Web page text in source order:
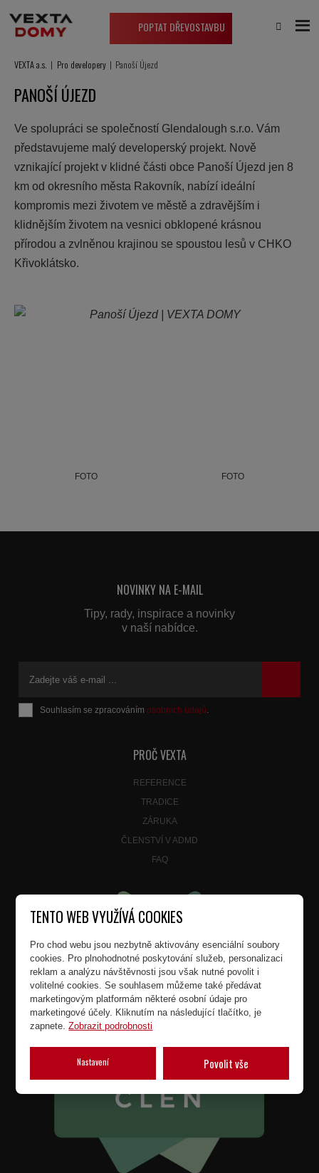
POPTAT DŘEVOSTAVBU
VEXTA a.s. Pro developery Panoší Újezd
PANOŠÍ ÚJEZD
Ve spolupráci se společností Glendalough s.r.o. Vám
představujeme malý developerský projekt. Nově
vznikající projekt v klidné části obce Panoší Újezd jen 8
km od okresního města Rakovník, nabízí ideální
kompromis mezi životem ve městě a zdravějším i
klidnějším životem na vesnici obklopené krásnou
přírodou a zvlněnou krajinou se spoustou lesů v CHKO
Křivoklátsko.
FOTO FOTO
NOVINKY NA E-MAIL
Tipy, rady, inspirace a novinky
v naší nabídce.
Souhlasím se zpracovánímosobních údajů.
PROČ VEXTA
REFERENCE
TRADICE
ZÁRUKA
ČLENSTVÍ V ADMD
FAQ
TENTO WEB VYUŽÍVÁ COOKIES
Pro chod webu jsou nezbytně aktivovány esenciální soubory
cookies. Pro plnohodnotné poskytování služeb, personalizaci
reklam a analýzu návštěvnosti jsou však nutné povolit i
volitelné cookies. Se souhlasem můžeme také předávat
marketingovým platformám některé osobní údaje pro
marketingové účely. Kliknutím na následující tlačítko, je
zapnete.Zobrazit podrobnosti
Nastavení Povolit vše